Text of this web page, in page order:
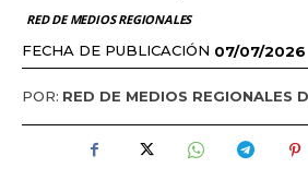
RED DE MEDIOS REGIONALES
FECHA DE PUBLICACIÓN 07/07/2026
POR: RED DE MEDIOS REGIONALES